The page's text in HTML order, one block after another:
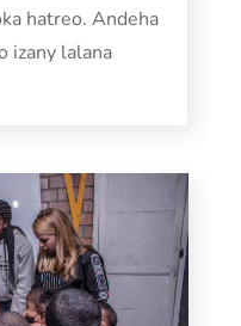
hatreo. Andeha
izany lalana